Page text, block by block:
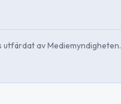
av Mediemyndigheten.